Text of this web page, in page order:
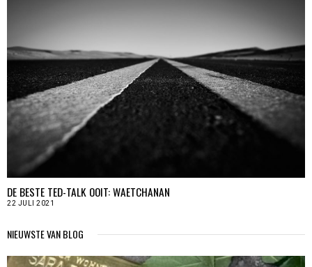
DE BESTE TED-TALK OOIT: WAETCHANAN
22 JULI 2021
NIEUWSTE VAN BLOG